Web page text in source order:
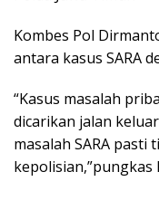
Kombes Pol
antara kasus SARA
“Kasus masalah
dicarikan jalan
masalah SARA
kepolisian,”pungkas